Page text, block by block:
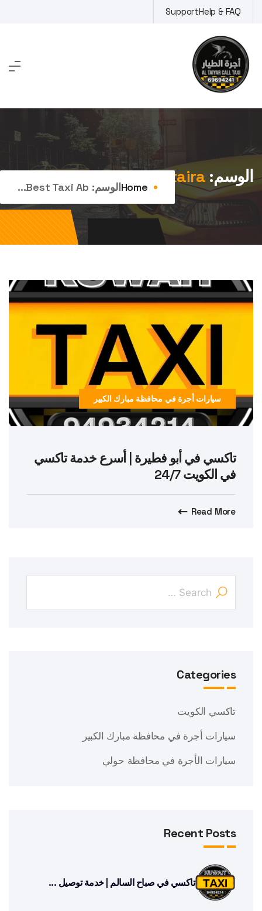
to
content
Help & FAQ
Support
الوسم:best taxi abu ftaira
Homeالوسم: Best Taxi Ab...
سيارات أجرة في محافظة مبارك الكبير
تاكسي في أبو فطيرة | أسرع خدمة تاكسي
في الكويت 24/7
Read More
Categories
تاكسي الكويت
سيارات أجرة في محافظة مبارك الكبير
سيارات الأجرة في محافظة حولي
Recent Posts
تاكسي في صباح السالم | خدمة توصيل ...